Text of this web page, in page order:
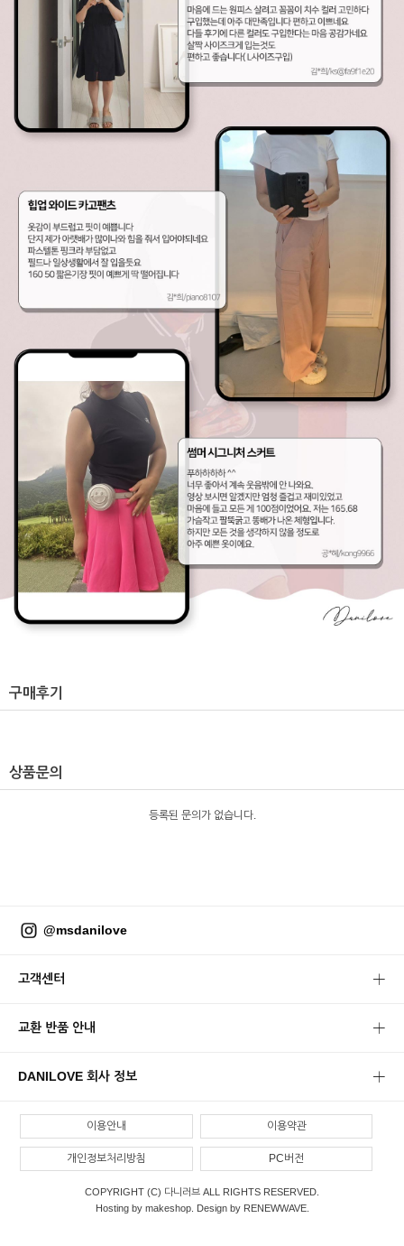
구매후기
상품문의
등록된 문의가 없습니다.
@msdanilove
고객센터
교환 반품 안내
DANILOVE 회사 정보
이용안내 이용약관
개인정보처리방침 PC버전
COPYRIGHT (C) 다니러브 ALL RIGHTS RESERVED.
Hosting by makeshop. Design by RENEWWAVE.